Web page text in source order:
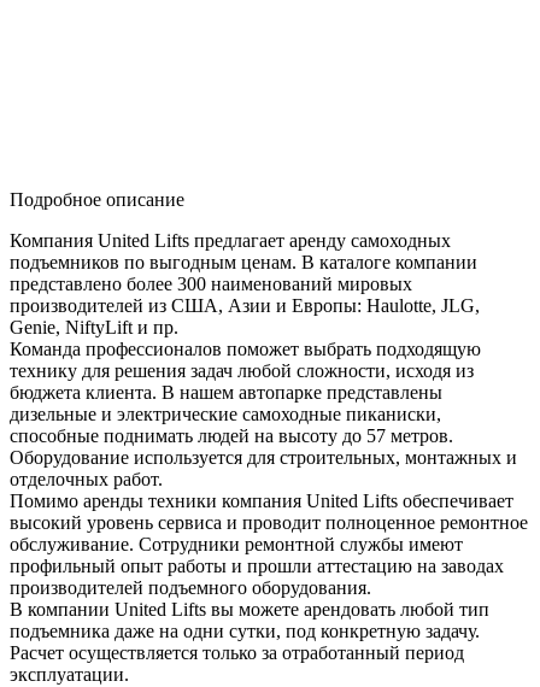
Подробное описание
Компания United Lifts предлагает аренду самоходных
подъемников по выгодным ценам. В каталоге компании
представлено более 300 наименований мировых
производителей из США, Азии и Европы: Haulotte, JLG,
Genie, NiftyLift и пр.
Команда профессионалов поможет выбрать подходящую
технику для решения задач любой сложности, исходя из
бюджета клиента. В нашем автопарке представлены
дизельные и электрические самоходные пиканиски,
способные поднимать людей на высоту до 57 метров.
Оборудование используется для строительных, монтажных и
отделочных работ.
Помимо аренды техники компания United Lifts обеспечивает
высокий уровень сервиса и проводит полноценное ремонтное
обслуживание. Сотрудники ремонтной службы имеют
профильный опыт работы и прошли аттестацию на заводах
производителей подъемного оборудования.
В компании United Lifts вы можете арендовать любой тип
подъемника даже на одни сутки, под конкретную задачу.
Расчет осуществляется только за отработанный период
эксплуатации.